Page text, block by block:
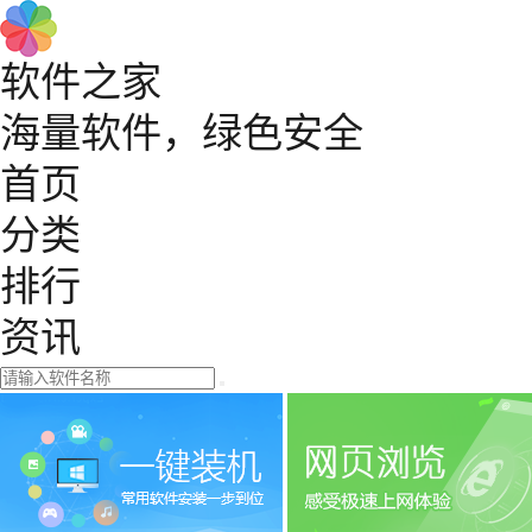
软件之家
海量软件，绿色安全
首页
分类
排行
资讯